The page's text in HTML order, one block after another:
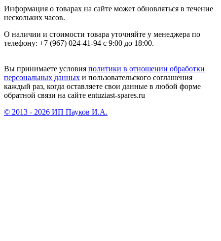
Информация о товарах на сайте может обновляться в течение
нескольких часов.
О наличии и стоимости товара уточняйте у менеджера по
телефону: +7 (967) 024-41-94 с 9:00 до 18:00.
Вы принимаете условия политики в отношении обработки
персональных данных и пользовательского соглашения
каждый раз, когда оставляете свои данные в любой форме
обратной связи на сайте entuziast-spares.ru
© 2013 - 2026 ИП Пауков И.А.